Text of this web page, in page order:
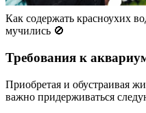
Как содержать красноухих
мучились 🚫
Требования к
Приобретая и обустраивая
важно придерживаться